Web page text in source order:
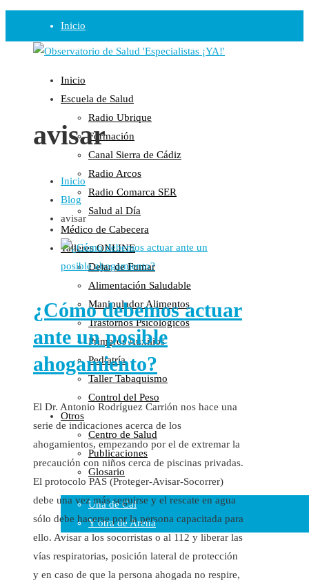
Inicio
Observatorio
Opinión
Radio
Guadalinfo Salud
Radio Guadalete
COPE Pontevedra
Salud en Radio Ubrique
Salud en Verano
Plataforma
Manifiestos
Comunicados
En nuestra Web
Colaboraciones
Cartas al Director
Medios de Comunicación
Otros
Vídeos
Cara Oscura Sanidad
Humor
Cal y Arena
Una de Cal
Y otra de Arena
Enlaces
Inicio
Escuela de Salud
Radio Ubrique
Formación
Canal Sierra de Cádiz
Radio Arcos
Radio Comarca SER
Salud al Día
Médico de Cabecera
Talleres ONLINE
Dejar de Fumar
Alimentación Saludable
Manipulador Alimentos
Trastornos Psicológicos
Primeros Auxilios
Pediatría
Taller Tabaquismo
Control del Peso
Otros
Centro de Salud
Publicaciones
Glosario
avisar
Inicio
Blog
avisar
¿Cómo debemos actuar
ante un posible
ahogamiento?
El Dr. Antonio Rodríguez Carrión nos hace una
serie de indicaciones acerca de los
ahogamientos, empezando por el de extremar la
precaución con niños cerca de piscinas privadas.
El protocolo PAS (Proteger-Avisar-Socorrer)
debe una vez más seguirse y el rescate en agua
sólo debe hacerse por la persona capacitada para
ello. Avisar a los socorristas o al 112 y liberar las
vías respiratorias, posición lateral de protección
y en caso de que la persona ahogada no respire,